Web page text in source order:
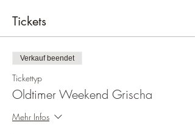
Sonntag - Nach dem Start in Trun geht es zu
den lokalen Pässen, die als einheimisch gelten:
der Lukmanierpass, der Gotthardpass, weiter zu
unserem Mittagshalt in Andermatt und der
Oberalppass für die Heimreise über Trun.
Im Preis inbegriffen: 2 Übernachtungen inkl.
Frühstück mit hausgemachten Produkten,
gemeinsames Abendessen am Samstagabend
nach der Ausfahrt, Roadbook, Tour-Briefing,
Tickets
Verkauf beendet
Tickettyp
Oldtimer Weekend Grischa
Mehr Infos